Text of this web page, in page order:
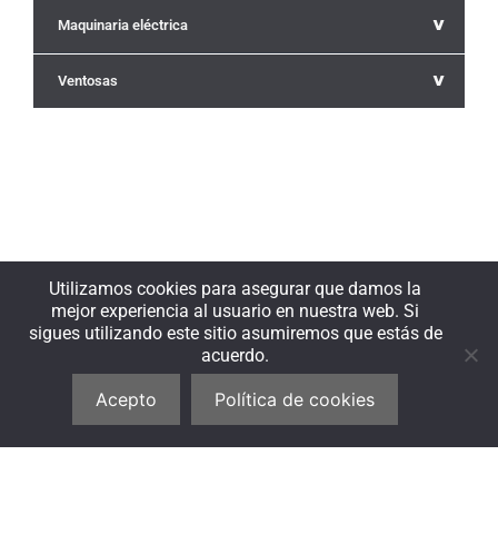
^
Maquinaria eléctrica
^
Ventosas
Utilizamos cookies para asegurar que damos la
mejor experiencia al usuario en nuestra web. Si
sigues utilizando este sitio asumiremos que estás de
acuerdo.
Acepto Política de cookies